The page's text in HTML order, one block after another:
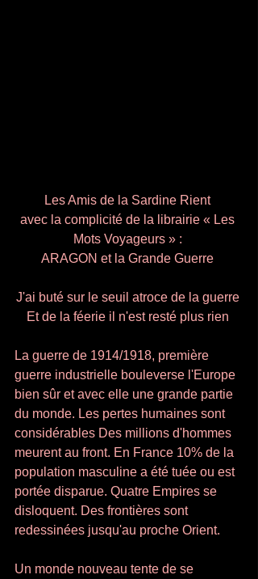
Les Amis de la Sardine Rient
avec la complicité de la librairie « Les
Mots Voyageurs » :
ARAGON et la Grande Guerre
J'ai buté sur le seuil atroce de la guerre
Et de la féerie il n'est resté plus rien
La guerre de 1914/1918, première
guerre industrielle bouleverse l'Europe
bien sûr et avec elle une grande partie
du monde. Les pertes humaines sont
considérables Des millions d'hommes
meurent au front. En France 10% de la
population masculine a été tuée ou est
portée disparue. Quatre Empires se
disloquent. Des frontières sont
redessinées jusqu'au proche Orient.
Un monde nouveau tente de se